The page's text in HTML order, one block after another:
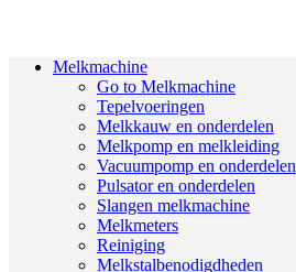
Melkmachine
Go to Melkmachine
Tepelvoeringen
Melkkauw en onderdelen
Melkpomp en melkleiding
Vacuumpomp en onderdelen
Pulsator en onderdelen
Slangen melkmachine
Melkmeters
Reiniging
Melkstalbenodigdheden